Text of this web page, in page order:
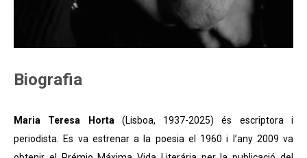
Biografia
Maria Teresa Horta (Lisboa, 1937-2025) és escriptora i
periodista. Es va estrenar a la poesia el 1960 i l’any 2009 va